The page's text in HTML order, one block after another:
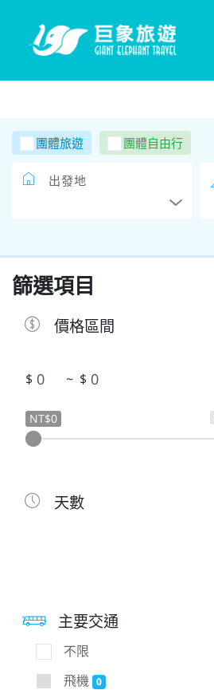
團體旅遊 團體自由行
出發地
篩選項目
價格區間
$ ~ $
NT$0
天數
主要交通
不限
飛機 0